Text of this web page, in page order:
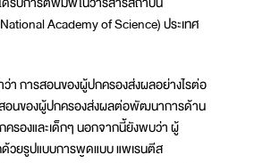
Academy of Science) ประเทศ
า การสอนของผู้ปกครองส่งผลอย่างไรต่อ
อนของผู้ปกครองส่งผลต่อพัฒนาการด้าน
ครองและเด็กๆ นอกจากนี้ยังพบว่า ผู้
ยรูปแบบการพูดแบบ แพเรนตีส